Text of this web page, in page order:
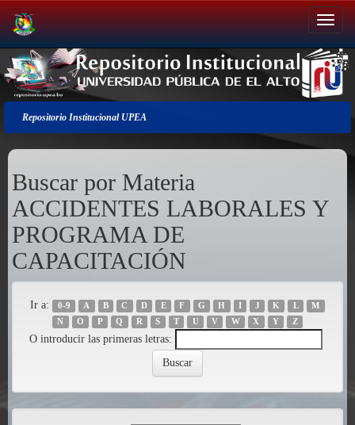
Salir
de
la
navegación
Repositorio Institucional UPEA
Buscar por Materia
ACCIDENTES LABORALES Y
PROGRAMA DE
CAPACITACIÓN
Ir a: 0-9 A B C D E F G H I J K L
M
N
O P Q R S T U V W X Y Z
O introducir las primeras letras: